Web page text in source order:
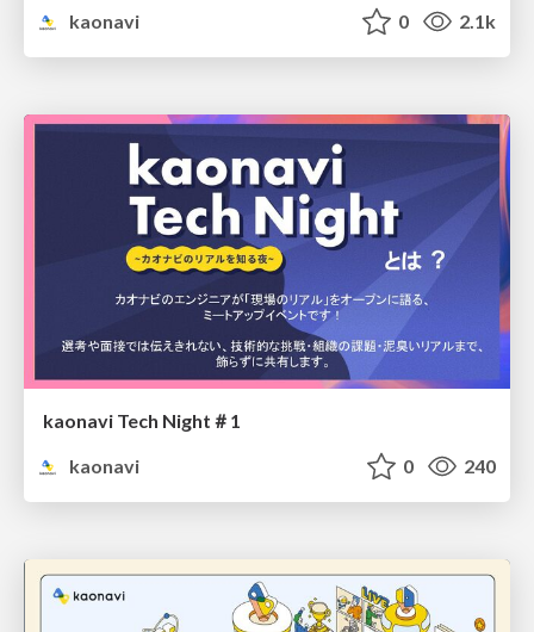
kaonavi
0 2.1k
kaonavi Tech Night＃1
kaonavi
0 240